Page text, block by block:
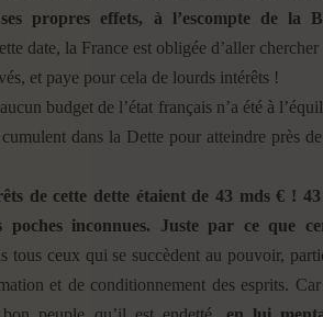
propres effets, à l’escompte de la
date, la France est obligée d’aller chercher
et paye pour cela de lourds intérêts !
budget de l’état français n’a été à
dans la Dette pour atteindre près
de cette dette étaient de 43 mds € !
poches inconnues. Juste par ce que
tous ceux qui se succèdent au pouvoir,
et de conditionnement des esprits.